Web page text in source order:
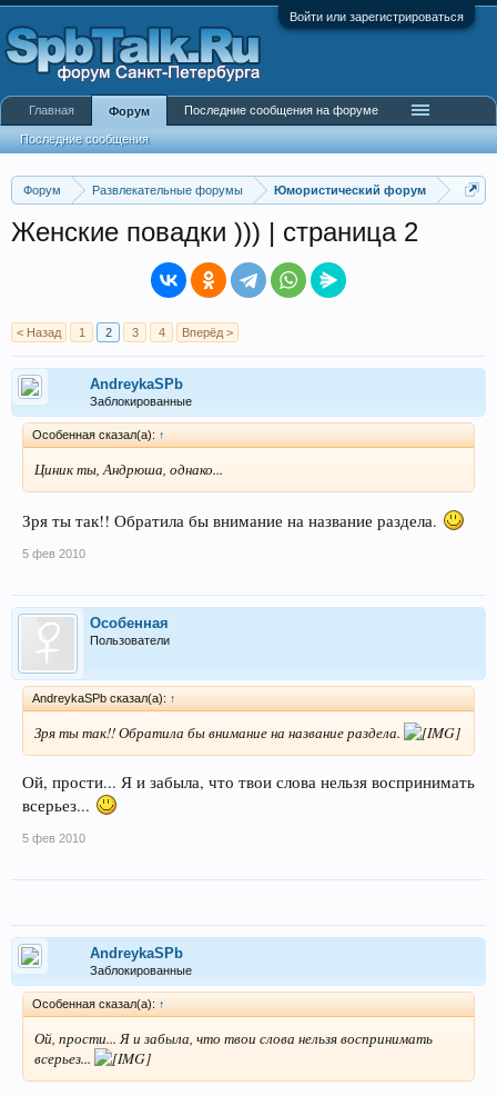
Войти или зарегистрироваться
Форум Развлекательные форумы Юмористический форум
Женские повадки ))) | страница 2
< Назад 1 2 3 4 Вперёд >
AndreykaSPb
Заблокированные
Особенная сказал(а): ↑
Циник ты, Андрюша, однако...
Зря ты так!! Обратила бы внимание на название раздела.
5 фев 2010
Особенная
Пользователи
AndreykaSPb сказал(а): ↑
Зря ты так!! Обратила бы внимание на название раздела.
Ой, прости... Я и забыла, что твои слова нельзя воспринимать
всерьез...
5 фев 2010
AndreykaSPb
Заблокированные
Особенная сказал(а): ↑
Ой, прости... Я и забыла, что твои слова нельзя воспринимать
всерьез...
Главная Форум
Последние сообщения
Последние сообщения на форуме